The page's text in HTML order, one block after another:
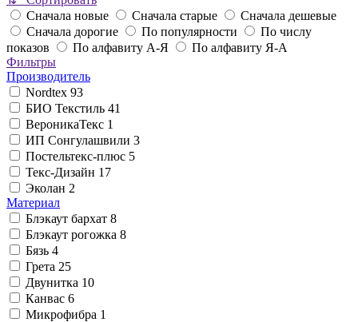
Сначала новые
Сначала старые
Сначала дешевые
Сначала дорогие
По популярности
По числу
показов
По алфавиту А-Я
По алфавиту Я-А
Фильтры
Производитель
Nordtex 93
БИО Текстиль 41
ВероникаТекс 1
ИП Сонгулашвили 3
Постельтекс-плюс 5
Текс-Дизайн 17
Эколан 2
Материал
Блэкаут бархат 8
Блэкаут рогожка 8
Бязь 4
Грета 25
Двунитка 10
Канвас 6
Микрофибра 1